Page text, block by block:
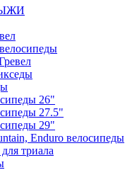
26"
27.5"
29"
Enduro велосипеды
триала